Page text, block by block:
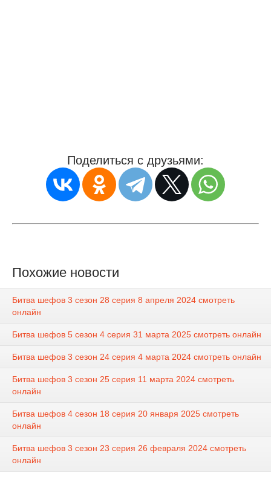
Поделиться с друзьями:
Похожие новости
Битва шефов 3 сезон 28 серия 8 апреля 2024 смотреть
онлайн
Битва шефов 5 сезон 4 серия 31 марта 2025 смотреть онлайн
Битва шефов 3 сезон 24 серия 4 марта 2024 смотреть онлайн
Битва шефов 3 сезон 25 серия 11 марта 2024 смотреть
онлайн
Битва шефов 4 сезон 18 серия 20 января 2025 смотреть
онлайн
Битва шефов 3 сезон 23 серия 26 февраля 2024 смотреть
онлайн